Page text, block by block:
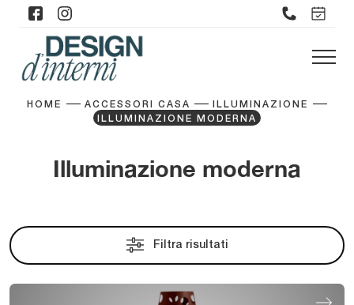
HOME ACCESSORI CASA
ILLUMINAZIONE
ILLUMINAZIONE MODERNA
Illuminazione moderna
Filtra risultati